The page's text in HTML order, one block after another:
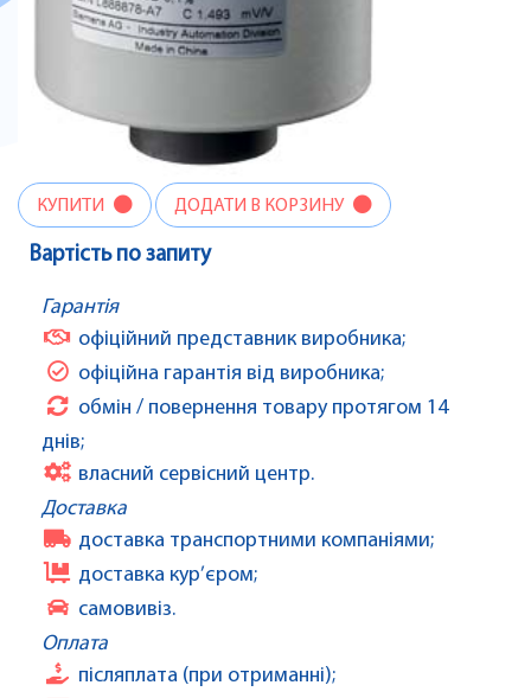
КУПИТИ ДОДАТИ В КОРЗИНУ
Вартість по запиту
Гарантія
офіційний представник виробника;
офіційна гарантія від виробника;
обмін / повернення товару протягом 14
днів;
власний сервісний центр.
Доставка
доставка транспортними компаніями;
доставка кур’єром;
самовивіз.
Оплата
післяплата (при отриманні);